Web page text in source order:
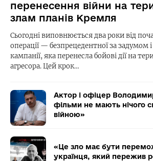
перенесення війни на
злам планів Кремля
Сьогодні виповнюється два роки від
операції — безпрецедентної за задумом
кампанії, яка перенесла бойові дії на
агресора. Цей крок…
Актор і офіцер
фільми не мають нічого
війною»
«Це зло має бути
українця, який пережив